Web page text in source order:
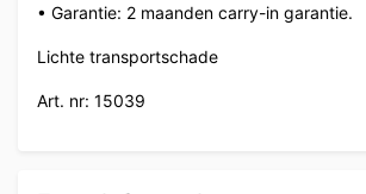
• Garantie: 2 maanden carry-in garantie.
Lichte transportschade
Art. nr: 15039